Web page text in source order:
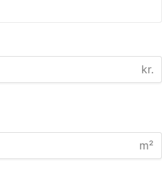
kr.
m²